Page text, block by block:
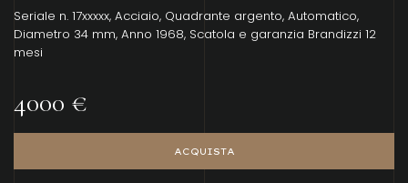
Seriale n. 17xxxxx, Acciaio, Quadrante argento, Automatico,
Diametro 34 mm, Anno 1968, Scatola e garanzia Brandizzi 12
mesi
4000 €
ACQUISTA